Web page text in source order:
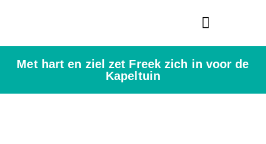
Met hart en ziel zet Freek zich in voor de
Kapeltuin